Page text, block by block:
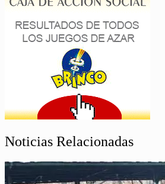
Noticias Relacionadas